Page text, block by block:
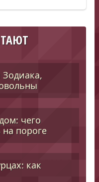
Зодиака,
чего
на пороге
как